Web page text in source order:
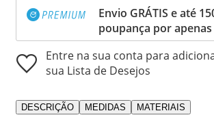
Envio GRÁTIS e até
poupança por
Entre na sua conta para
sua Lista de Desejos
DESCRIÇÃO MEDIDAS MATERIAIS